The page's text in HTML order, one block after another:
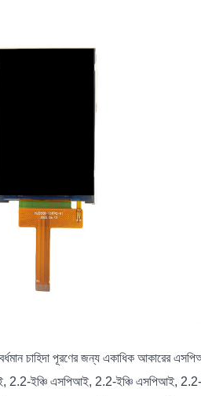
চাহিদা পূরণের জন্য একাধিক আকারের
ইঞ্চি এসপিআই, 2.2-ইঞ্চি এসপিআই,